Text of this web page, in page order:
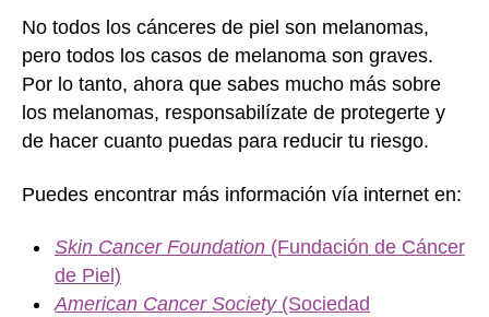
No todos los cánceres de piel son melanomas,
pero todos los casos de melanoma son graves.
Por lo tanto, ahora que sabes mucho más sobre
los melanomas, responsabilízate de protegerte y
de hacer cuanto puedas para reducir tu riesgo.
Puedes encontrar más información vía internet en:
Skin Cancer Foundation (Fundación de Cáncer
de Piel)
American Cancer Society(Sociedad